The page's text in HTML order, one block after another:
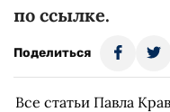
по ссылке.
Поделиться
Все статьи Павла